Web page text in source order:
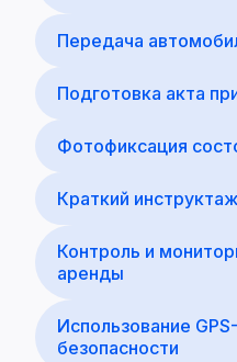
Передача
Подготовка акта
Фотофиксация
Краткий
Контроль и
аренды
Использование
безопасности